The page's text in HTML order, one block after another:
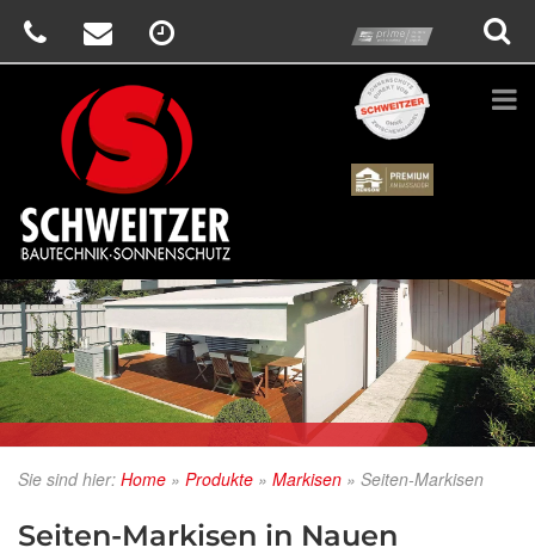
Sie sind hier: Home » Produkte » Markisen » Seiten-Markisen
Seiten-Markisen in Nauen
Schweitzer